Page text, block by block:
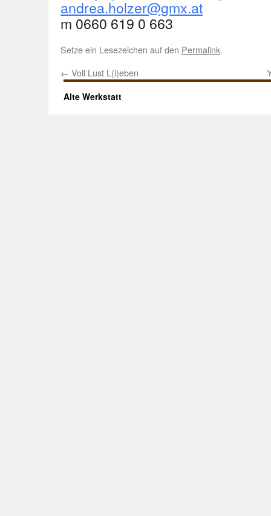
andrea.holzer@gmx.at
m 0660 619 0 663
Setze ein Lesezeichen auf den Permalink.
← Voll Lust L(i)eben
Alte Werkstatt